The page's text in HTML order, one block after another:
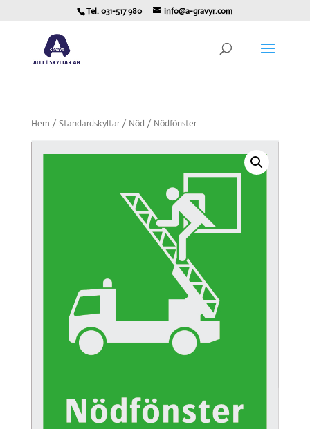
Tel. 031-517 980 info@a-gravyr.com
Hem / Standardskyltar/ Nöd / Nödfönster